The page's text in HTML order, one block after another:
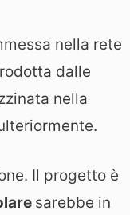
nella rete
dalle
nella
Il progetto è
sarebbe in